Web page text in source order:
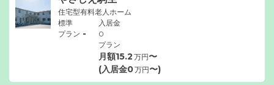
住宅型有料老人ホーム
標準
プラン -
入居金
0
プラン
月額15.2 万円〜
(入居金0万円〜)